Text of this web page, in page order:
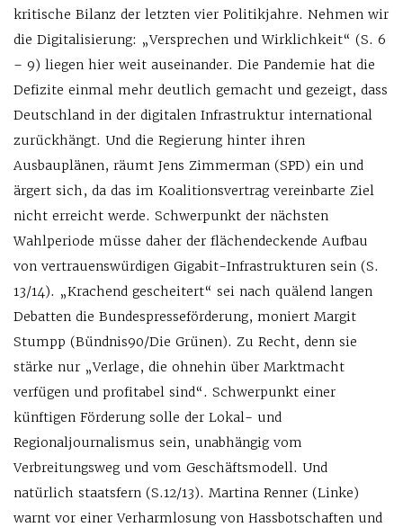
kritische Bilanz der letzten vier Politikjahre. Nehmen wir
die Digitalisierung: „Versprechen und Wirklichkeit“ (S. 6
– 9) liegen hier weit auseinander. Die Pandemie hat die
Defizite einmal mehr deutlich gemacht und gezeigt, dass
Deutschland in der digitalen Infrastruktur international
zurückhängt. Und die Regierung hinter ihren
Ausbauplänen, räumt Jens Zimmerman (SPD) ein und
ärgert sich, da das im Koalitionsvertrag vereinbarte Ziel
nicht erreicht werde. Schwerpunkt der nächsten
Wahlperiode müsse daher der flächendeckende Aufbau
von vertrauenswürdigen Gigabit-Infrastrukturen sein (S.
13/14). „Krachend gescheitert“ sei nach quälend langen
Debatten die Bundespresseförderung, moniert Margit
Stumpp (Bündnis90/Die Grünen). Zu Recht, denn sie
stärke nur „Verlage, die ohnehin über Marktmacht
verfügen und profitabel sind“. Schwerpunkt einer
künftigen Förderung solle der Lokal- und
Regionaljournalismus sein, unabhängig vom
Verbreitungsweg und vom Geschäftsmodell. Und
natürlich staatsfern (S.12/13). Martina Renner (Linke)
warnt vor einer Verharmlosung von Hassbotschaften und